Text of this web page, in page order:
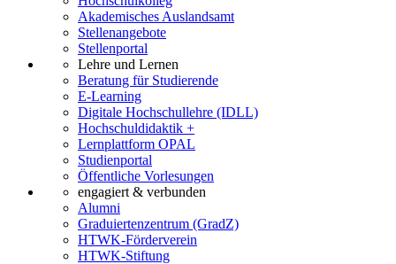
Akademisches Auslandsamt
Stellenangebote
Stellenportal
Lehre und Lernen
Beratung für Studierende
E-Learning
Digitale Hochschullehre (IDLL)
Hochschuldidaktik +
Lernplattform OPAL
Studienportal
Öffentliche Vorlesungen
engagiert & verbunden
Alumni
Graduiertenzentrum (GradZ)
HTWK-Förderverein
HTWK-Stiftung